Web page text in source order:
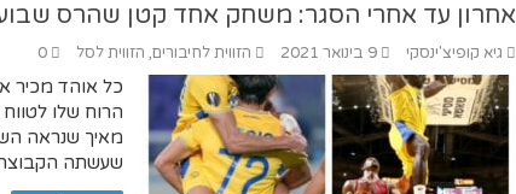
אחרון עד אחרי הסגר: משחק אחד קטן שהרס
גיא קופיצ'ינסקי 9 בינואר 2021 הזווית לחיבורים, הזווית לסל 0
כל אוהד מכיר
הרוח שלו
מאיך שנראה
שעשתה